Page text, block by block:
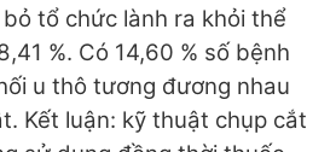
tổ chức lành ra khỏi thể
%. Có 14,60 % số bệnh
u thô tương đương nhau
Kết luận: kỹ thuật chụp cắt